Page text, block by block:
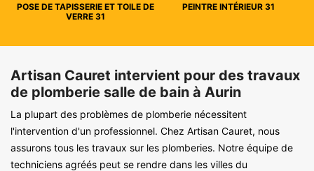
POSE DE TAPISSERIE ET TOILE DE
VERRE 31
PEINTRE INTÉRIEUR 31
Artisan Cauret intervient pour des travaux
de plomberie salle de bain à Aurin
La plupart des problèmes de plomberie nécessitent
l'intervention d'un professionnel. Chez Artisan Cauret, nous
assurons tous les travaux sur les plomberies. Notre équipe de
techniciens agréés peut se rendre dans les villes du